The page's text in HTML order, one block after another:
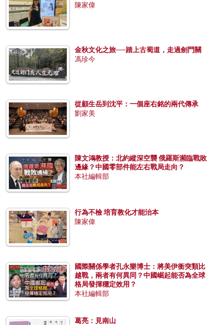
陳家偉
金秋文化之旅──踏上古蜀道，走過劍門關
馮珍今
從顧生岳到沈平：一個座右銘的兩代傳承
劉家美
陳文鴻教授：北約縱深空襲 俄羅斯瀕臨戰敗
邊緣？中國零部件能左右戰局走向？
本社編輯部
行為不檢 培育教化才能治本
陳家偉
國際關係學者孔永樂博士：將美伊衝突類比
越戰，兩者有何異同？中國崛起能否為全球
格局發揮穩定效用？
本社編輯部
葛亮：見南山